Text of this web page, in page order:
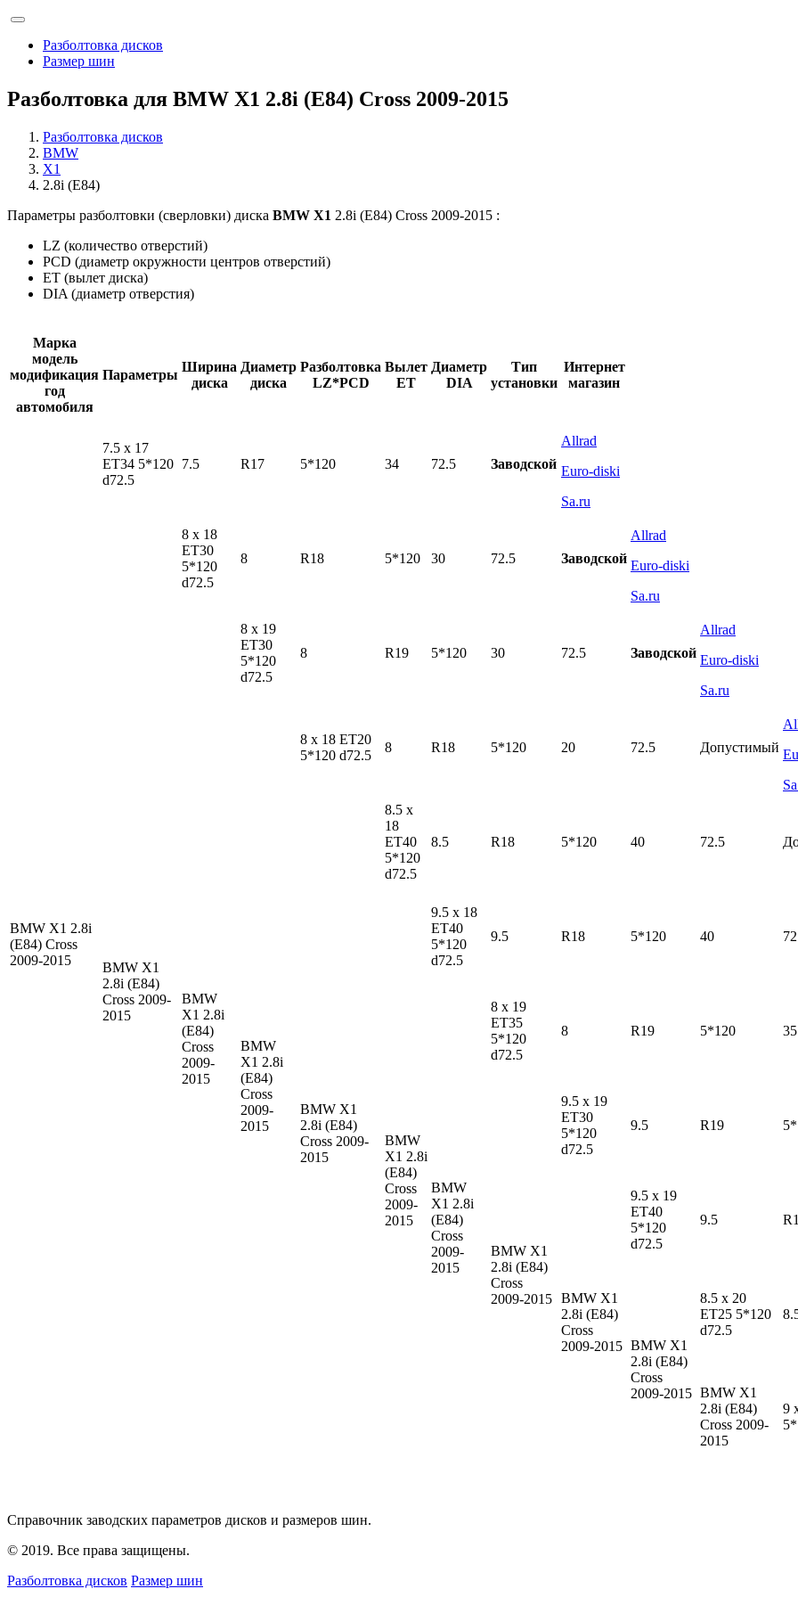
Разболтовка дисков
Размер шин
Разболтовка для BMW X1 2.8i (E84) Cross 2009-2015
Разболтовка дисков
BMW
X1
2.8i (E84)
Параметры разболтовки (сверловки) диска BMW X1 2.8i (E84) Cross 2009-2015 :
LZ (количество отверстий)
PCD (диаметр окружности центров отверстий)
ET (вылет диска)
DIA (диаметр отверстия)
Марка
модель
модификация
год
автомобиля
Параметры
Ширина
диска
Диаметр
диска
Разболтовка
LZ*PCD
Вылет
ET
Диаметр
DIA
Тип
установки
Интернет
магазин
BMW X1 2.8i
(E84) Cross
2009-2015
7.5 x 17
ET34 5*120
d72.5
7.5 R17 5*120 34 72.5 Заводской
Allrad
Euro-diski
Sa.ru
BMW X1
2.8i (E84)
Cross 2009-
2015
8 x 18
ET30
5*120
d72.5
8 R18 5*120 30 72.5 Заводской
Allrad
Euro-diski
Sa.ru
BMW
X1 2.8i
(E84)
Cross
2009-
2015
8 x 19
ET30
5*120
d72.5
8 R19 5*120 30 72.5 Заводской
Allrad
Euro-diski
Sa.ru
BMW
X1 2.8i
(E84)
Cross
2009-
2015
8 x 18 ET20
5*120 d72.5
8 R18 5*120 20 72.5 Допустимый
BMW X1
2.8i (E84)
Cross 2009-
2015
8.5 x
18
ET40
5*120
d72.5
8.5 R18 5*120 40 72.5
BMW
X1 2.8i
(E84)
Cross
2009-
2015
9.5 x 18
ET40
5*120
d72.5
9.5 R18 5*120 40
BMW
X1 2.8i
(E84)
Cross
2009-
2015
8 x 19
ET35
5*120
d72.5
8 R19 5*120 35
BMW X1
2.8i (E84)
Cross
2009-2015
9.5 x 19
ET30
5*120
d72.5
9.5 R19
BMW X1
2.8i (E84)
Cross
2009-2015
9.5 x 19
ET40
5*120
d72.5
9.5
BMW X1
2.8i (E84)
Cross
2009-2015
8.5 x 20
ET25 5*120
d72.5
BMW X1
2.8i (E84)
Cross 2009-
2015
9
Справочник заводских параметров дисков и размеров шин.
© 2019. Все права защищены.
Разболтовка дисков Размер шин